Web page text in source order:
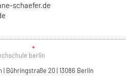
schaefer.de
berlin
Bühringstraße 20 | 13086 Berlin